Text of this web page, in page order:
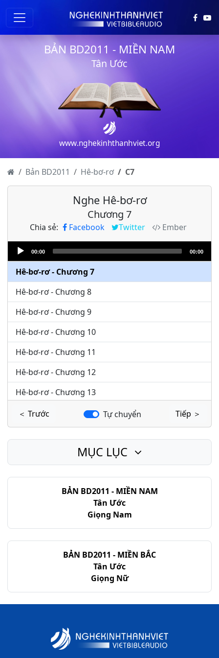
BẢN BD2011 - MIỀN NAM
Tân Ước
www.nghekinhthanhviet.org
Bản BD2011 Hê-bơ-rơ C7
Nghe Hê-bơ-rơ
Chương 7
Chia sẻ: Facebook Twitter
Ember
Audio
Player
00:00 00:00
Hê-bơ-rơ - Chương 1
Hê-bơ-rơ - Chương 2
Hê-bơ-rơ - Chương 4
Hê-bơ-rơ - Chương 5
Hê-bơ-rơ - Chương 6
Hê-bơ-rơ - Chương 7
Hê-bơ-rơ - Chương 8
Hê-bơ-rơ - Chương 9
Hê-bơ-rơ - Chương 10
Hê-bơ-rơ - Chương 11
Hê-bơ-rơ - Chương 12
Hê-bơ-rơ - Chương 13
＜ Trước
Tự chuyển Tiếp ＞
BẢN BD2011 - MIỀN NAM
Tân Ước
Giọng Nam
BẢN BD2011 - MIỀN BẮC
Tân Ước
Giọng Nữ
MỤC LỤC